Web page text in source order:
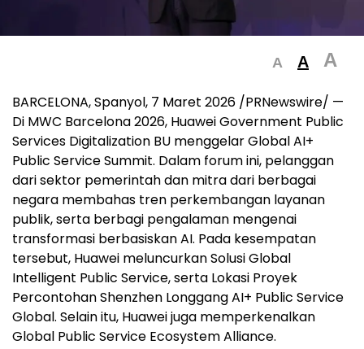
A A A
BARCELONA, Spanyol, 7 Maret 2026 /PRNewswire/ —
Di MWC Barcelona 2026, Huawei Government Public
Services Digitalization BU menggelar Global AI+
Public Service Summit. Dalam forum ini, pelanggan
dari sektor pemerintah dan mitra dari berbagai
negara membahas tren perkembangan layanan
publik, serta berbagi pengalaman mengenai
transformasi berbasiskan AI. Pada kesempatan
tersebut, Huawei meluncurkan Solusi Global
Intelligent Public Service, serta Lokasi Proyek
Percontohan Shenzhen Longgang AI+ Public Service
Global. Selain itu, Huawei juga memperkenalkan
Global Public Service Ecosystem Alliance.